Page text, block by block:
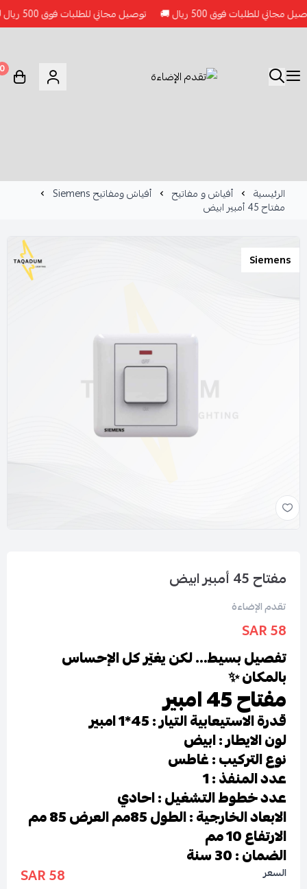
للطلبات فوق 500 ريال 🚚 توصيل مجاني للطلبات فوق 500 ريال 🚚
0
الرئيسية أفياش و مفاتيح أفياش ومفاتيح Siemens
مفتاح 45 أمبير ابيض
Siemens
مفتاح 45 أمبير ابيض
تقدم الإضاءة
58 SAR
تفصيل بسيط… لكن يغيّر كل الإحساس
بالمكان ✨
مفتاح 45 امبير
قدرة الاستيعابية التيار : 45*1 امبير
لون الايطار : ابيض
نوع التركيب : غاطس
عدد المنفذ : 1
عدد خطوط التشغيل : احادي
الابعاد الخارجية : الطول 85مم العرض 85 مم
الارتفاع 10 مم
الضمان : 30 سنة
السعر 58 SAR